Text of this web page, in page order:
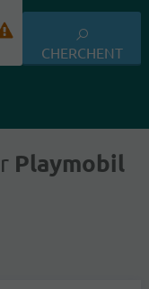
CHERCHENT
Playmobil